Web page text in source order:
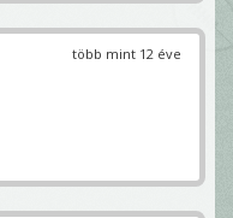
több mint 12 éve